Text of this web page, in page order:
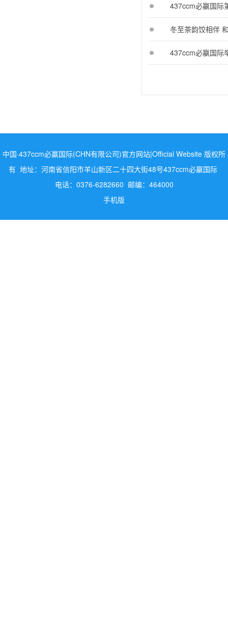
437ccm必嬴国际
冬至茶韵饺相伴
437ccm必嬴国际
中国·437ccm必赢国际(CHN有限公司)官方网站|Official Website 版权所
有 地址：河南省信阳市羊山新区二十四大街48号437ccm必嬴国际
电话：0376-6282660 邮编：464000
手机版